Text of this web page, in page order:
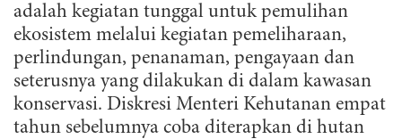
adalah kegiatan tunggal untuk pemulihan
ekosistem melalui kegiatan pemeliharaan,
perlindungan, penanaman, pengayaan dan
seterusnya yang dilakukan di dalam kawasan
konservasi. Diskresi Menteri Kehutanan empat
tahun sebelumnya coba diterapkan di hutan